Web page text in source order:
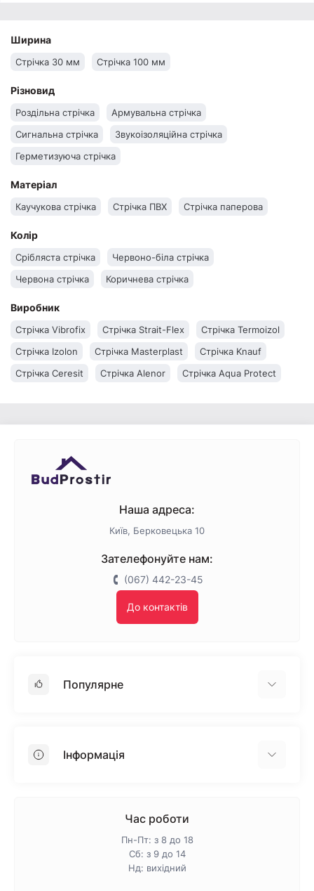
Ширина
Стрічка 30 мм Стрічка 100 мм
Різновид
Роздільна стрічка
Армувальна стрічка
Сигнальна стрічка
Звукоізоляційна стрічка
Герметизуюча стрічка
Матеріал
Каучукова стрічка Стрічка ПВХ Стрічка паперова
Колір
Срібляста стрічка
Червоно-біла стрічка
Червона стрічка
Коричнева стрічка
Виробник
Стрічка Vibrofix Стрічка Strait-Flex
Стрічка Termoizol
Стрічка Izolon
Стрічка Masterplast
Стрічка Knauf
Стрічка Ceresit
Стрічка Alenor Стрічка Aqua Protect
Наша адреса:
Київ, Берковецька 10
Зателефонуйте нам:
(067) 442-23-45
До контактів
Популярне
ПінопластІнформація
Гарантія та повернення
Час роботи
Пн-Пт: з 8 до 18
Сб: з 9 до 14
Нд: вихідний